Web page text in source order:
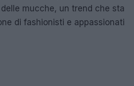
mucche, un trend che sta
di fashionisti e appassionati